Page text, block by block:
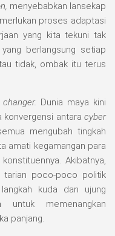
menyebabkan lansekap
proses adaptasi
yang kita tekuni tak
berlangsung setiap
tidak, ombak itu terus
Dunia maya kini
konvergensi antara cyber
mengubah tingkah
amati kegamangan para
Akibatnya,
tarian poco-poco politik
kuda dan ujung
memenangkan
panjang.